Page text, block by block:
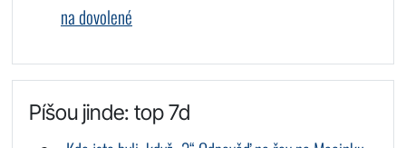
na dovolené
Píšou jinde: top 7d